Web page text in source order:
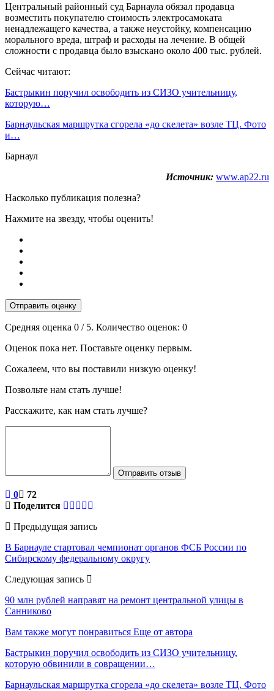
Центральный районный суд Барнаула обязал продавца
возместить покупателю стоимость электросамоката
ненадлежащего качества, а также неустойку, компенсацию
морального вреда, штраф и расходы на лечение. В общей
сложности с продавца было взыскано около 400 тыс. рублей.
Сейчас читают:
Бастрыкин поручил освободить из СИЗО учительницу,
которую…
Барнаульская маршрутка сгорела «до скелета» возле ТЦ. Фото
и…
Барнаул
Источник: www.ap22.ru
Насколько публикация полезна?
Нажмите на звезду, чтобы оценить!
Отправить оценку
Средняя оценка 0 / 5. Количество оценок: 0
Оценок пока нет. Поставьте оценку первым.
Сожалеем, что вы поставили низкую оценку!
Позвольте нам стать лучше!
Расскажите, как нам стать лучше?
Отправить отзыв
0
72
Поделится
Предыдущая запись
В Барнауле стартовал чемпионат органов ФСБ России по
Сибирскому федеральному округу
Следующая запись
90 млн рублей направят на ремонт центральной улицы в
Санниково
Вам также могут понравиться Еще от автора
Бастрыкин поручил освободить из СИЗО учительницу,
которую обвинили в совращении…
Барнаульская маршрутка сгорела «до скелета» возле ТЦ. Фото